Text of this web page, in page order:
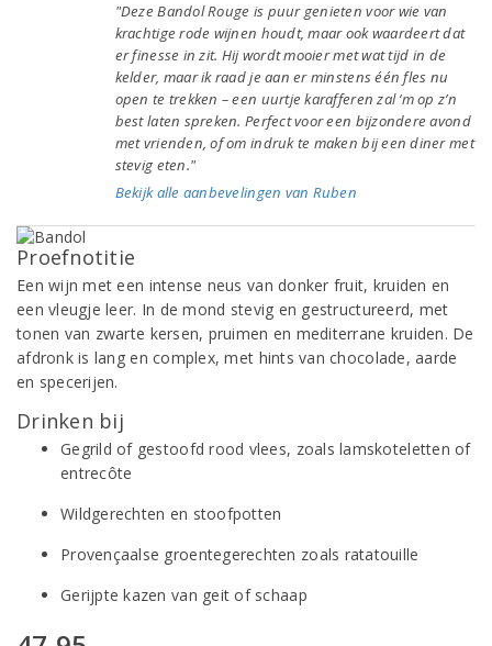
"Deze Bandol Rouge is puur genieten voor wie van
krachtige rode wijnen houdt, maar ook waardeert dat
er finesse in zit. Hij wordt mooier met wat tijd in de
kelder, maar ik raad je aan er minstens één fles nu
open te trekken – een uurtje karafferen zal ‘m op z’n
best laten spreken. Perfect voor een bijzondere avond
met vrienden, of om indruk te maken bij een diner met
stevig eten."
Bekijk alle aanbevelingen van Ruben
Proefnotitie
Een wijn met een intense neus van donker fruit, kruiden en
een vleugje leer. In de mond stevig en gestructureerd, met
tonen van zwarte kersen, pruimen en mediterrane kruiden. De
afdronk is lang en complex, met hints van chocolade, aarde
en specerijen.
Drinken bij
Gegrild of gestoofd rood vlees, zoals lamskoteletten of
entrecôte
Wildgerechten en stoofpotten
Provençaalse groentegerechten zoals ratatouille
Gerijpte kazen van geit of schaap